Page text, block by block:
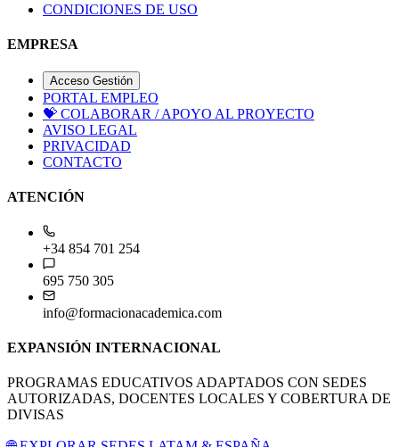
DIRECTORIO PROVINCIAS
CONDICIONES DE USO
EMPRESA
Acceso Gestión
PORTAL EMPLEO
💝COLABORAR / APOYO AL PROYECTO
AVISO LEGAL
PRIVACIDAD
CONTACTO
+34 854 701 254
695 750 305
info@formacionacademica.com
EXPANSIÓN INTERNACIONAL
PROGRAMAS EDUCATIVOS ADAPTADOS CON SEDES
AUTORIZADAS, DOCENTES LOCALES Y COBERTURA DE